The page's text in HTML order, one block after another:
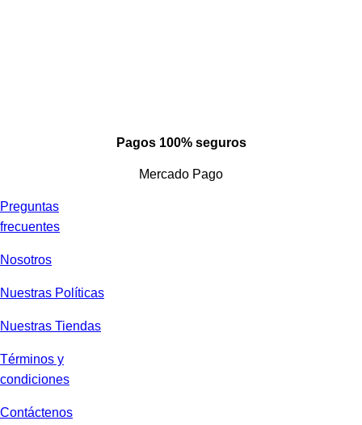
Pagos 100% seguros
Mercado Pago
Preguntas
frecuentes
Nosotros
Nuestras Políticas
Nuestras Tiendas
Términos y
condiciones
Contáctenos